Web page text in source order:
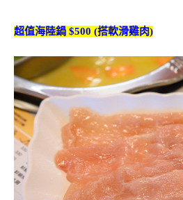
超值海陸鍋 $500 (搭軟滑雞肉)